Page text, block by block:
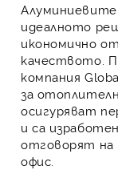
идеалното
икономично
качеството.
компания
за
осигуряват
и са
отговорят на
офис.